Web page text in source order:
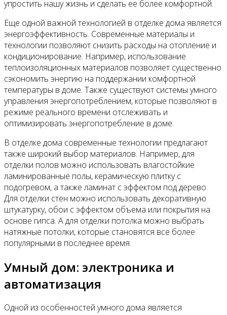
упростить нашу жизнь и сделать ее более комфортной.
Еще одной важной технологией в отделке дома является
энергоэффективность. Современные материалы и
технологии позволяют снизить расходы на отопление и
кондиционирование. Например, использование
теплоизоляционных материалов позволяет существенно
сэкономить энергию на поддержании комфортной
температуры в доме. Также существуют системы умного
управления энергопотреблением, которые позволяют в
режиме реального времени отслеживать и
оптимизировать энергопотребление в доме.
В отделке дома современные технологии предлагают
также широкий выбор материалов. Например, для
отделки полов можно использовать влагостойкие
ламинированные полы, керамическую плитку с
подогревом, а также ламинат с эффектом под дерево.
Для отделки стен можно использовать декоративную
штукатурку, обои с эффектом объема или покрытия на
основе гипса. А для отделки потолка можно выбрать
натяжные потолки, которые становятся все более
популярными в последнее время.
Умный дом: электроника и
автоматизация
Одной из особенностей умного дома является